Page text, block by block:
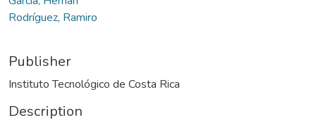
Rodríguez, Ramiro
Publisher
Instituto Tecnológico de Costa Rica
Description